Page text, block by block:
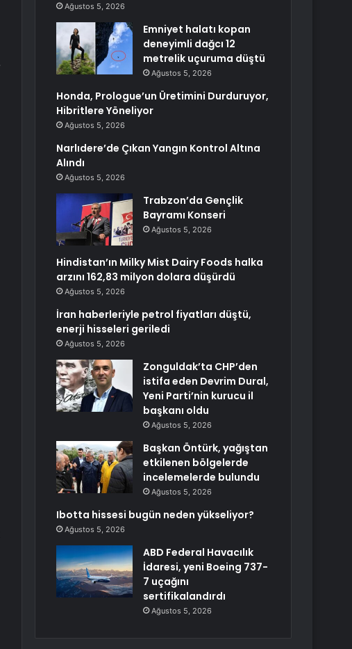
Ağustos 5, 2026
Emniyet halatı kopan
deneyimli dağcı 12
metrelik uçuruma düştü
Ağustos 5, 2026
Honda, Prologue’un Üretimini Durduruyor,
Hibritlere Yöneliyor
Ağustos 5, 2026
Narlıdere’de Çıkan Yangın Kontrol Altına
Alındı
Ağustos 5, 2026
Trabzon’da Gençlik
Bayramı Konseri
Ağustos 5, 2026
Hindistan’ın Milky Mist Dairy Foods halka
arzını 162,83 milyon dolara düşürdü
Ağustos 5, 2026
İran haberleriyle petrol fiyatları düştü,
enerji hisseleri geriledi
Ağustos 5, 2026
Zonguldak’ta CHP’den
istifa eden Devrim Dural,
Yeni Parti’nin kurucu il
başkanı oldu
Ağustos 5, 2026
Başkan Öntürk, yağıştan
etkilenen bölgelerde
incelemelerde bulundu
Ağustos 5, 2026
Ibotta hissesi bugün neden yükseliyor?
Ağustos 5, 2026
ABD Federal Havacılık
İdaresi, yeni Boeing 737-
7 uçağını
sertifikalandırdı
Ağustos 5, 2026